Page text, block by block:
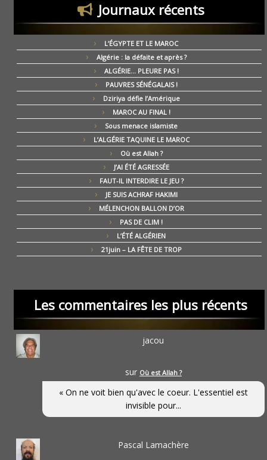
Journaux récents
L’ÉGYPTE ET LE MAROC
Algérie : la défaite et après ?
ALGÉRIE… PLEURE PAS !
PAUVRES SÉNÉGALAIS !
Dziriya défie l’Amérique
MAROC AU FINAL !
Sous menace islamiste
L’ALGÉRIE TAQUINE LE MAROC
Où est Allah ?
J’AI ÉTÉ AGRESSÉE
FAUT-IL INTERDIRE LE JEU ?
JE SUIS ACHRAF HAKIMI
MÉLENCHON BALLON D’OR
PAS DE CLIM !
L’ÉTÉ ALGÉRIEN
21juin – LA FÊTE DE TROP
Les commentaires les plus récents
jacou
sur Où est Allah ?
« On ne voit bien qu'avec le coeur. L'essentiel est
invisible pour...
Pascal Lamachère